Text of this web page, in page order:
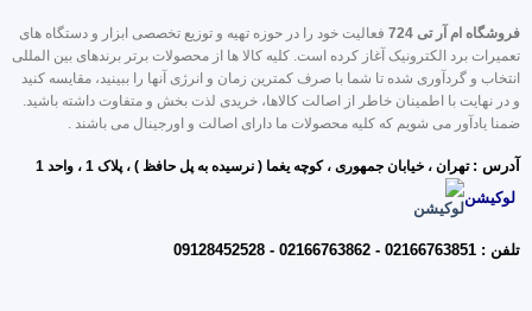
ام آر تی 724
فعالیت خود را در حوزه تهیه و توزیع تخصصی ابزار و دستگاه های
برد الکترونیک آغاز کرده است. کلیه کالا ها از محصولات برتر برندهای بین المللی
و گردآوری شده تا شما با صرف کمترین زمان و انرژی آنها را ببینید، مقایسه کنید
در نهایت با اطمینان خاطر از اصالت کالاها، خریدی لذت بخش و متفاوت داشته باشید.
یادآور می شویم که کلیه محصولات ما دارای اصالت و اورجینال می باشند .
:تهران ، خیابان جمهوری ، کوچه یغما ( نرسیده به پل حافظ ) ، پلاک 1 ، واحد 1
لوکیشن
: 02166763851 - 02166763862 - 09128452528